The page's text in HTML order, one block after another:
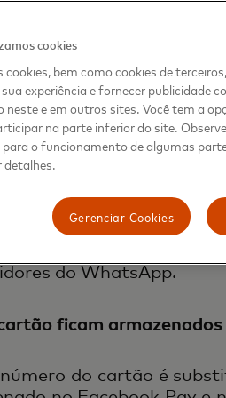
e evitar fraudes.
digital, o Touch
dos pagamentos
feita no WhatsApp é
tokenização da Mastercard
em um número
armazenamento
pagamentos
pagamentos são ainda
do WhatsApp.
ficam
do cartão é
cookies
cookies, bem como cookies de
experiência e fornecer publicidade
neste e em outros sites. Você tem a
na parte inferior do site.
para o funcionamento de algumas
detalhes.
Gerenciar Cookies